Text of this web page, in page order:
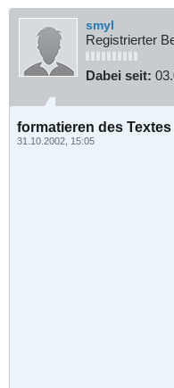
smyl
Registrierter
Dabei seit:
formatieren des
31.10.2002, 15:05